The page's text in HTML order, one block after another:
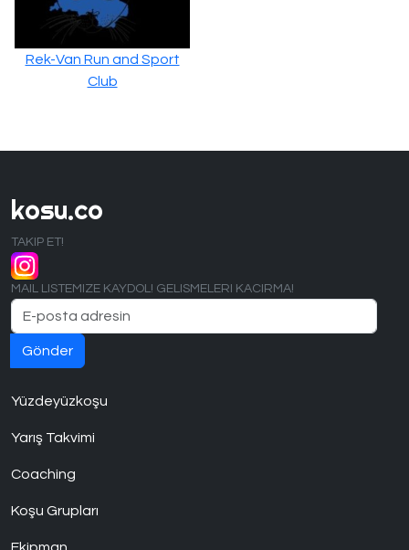
Rek-Van Run and Sport
Club
kosu.co
TAKIP ET!
MAIL LISTEMIZE KAYDOL! GELISMELERI KACIRMA!
Yüzdeyüzkoşu
Yarış Takvimi
Coaching
Koşu Grupları